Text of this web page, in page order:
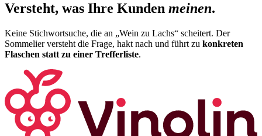
Versteht, was Ihre Kunden meinen.
Keine Stichwortsuche, die an „Wein zu Lachs“ scheitert. Der
Sommelier versteht die Frage, hakt nach und führt zu konkreten
Flaschen statt zu einer Trefferliste.